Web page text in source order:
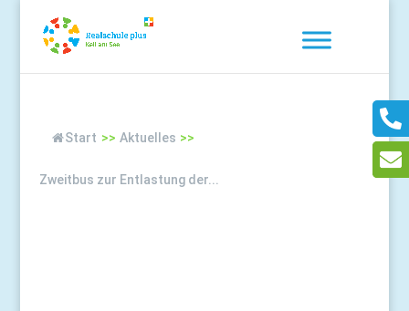
Start >> Aktuelles >>
Zweitbus zur Entlastung der...